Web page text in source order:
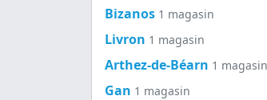
Bizanos 1 magasin
Livron 1 magasin
Arthez-de-Béarn 1 magasin
Gan 1 magasin